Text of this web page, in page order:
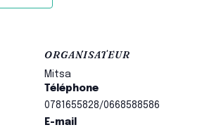
ORGANISATEUR
Mitsa
Téléphone
0781655828/0668588586
E-mail